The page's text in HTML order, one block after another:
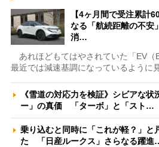
【4ヶ月間で受注累計
なる「航続距離の不安
消…
あれほどもてはやされていた「EV（
最近では減速基調になっているように
《雪道の対応力を検証》シビアな
ー」の真価 「ターボ」と「スト…
乗り込むと同時に「これが軽？」と
た 「日産ルークス」さらなる躍進